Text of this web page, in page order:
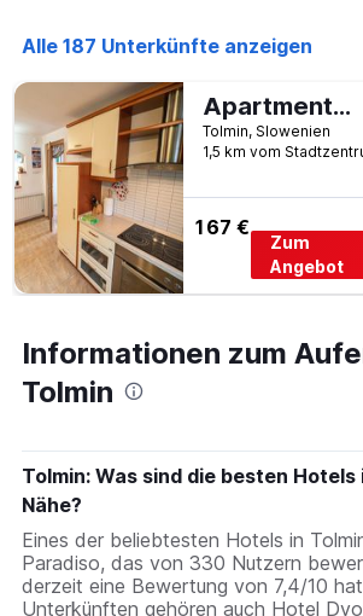
Alle 187 Unterkünfte anzeigen
Apartments Ole
Tolmin, Slowenien
1,5 km vom
167 €
Zum
Angebot
Informationen zum
Tolmin
Tolmin: Was sind die besten Hotels
Nähe?
Eines der beliebtesten Hotels in
Paradiso, das von 330 Nutzern
derzeit eine Bewertung von 7,4/10
Unterkünften gehören auch Hotel